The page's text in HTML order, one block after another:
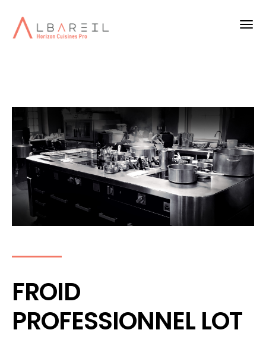
FROID
PROFESSIONNEL LOT